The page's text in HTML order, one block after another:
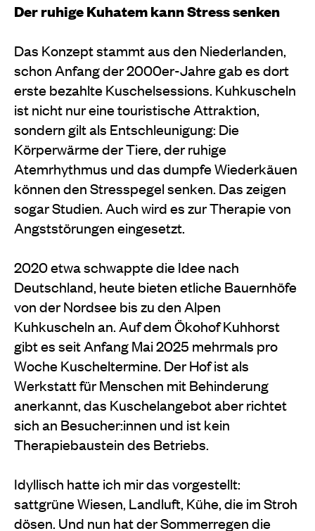
Der ruhige Kuhatem kann Stress senken
Das Konzept stammt aus den Niederlanden,
schon Anfang der 2000er-Jahre gab es dort
erste bezahlte Kuschelsessions. Kuhkuscheln
ist nicht nur eine touristische Attraktion,
sondern gilt als Entschleunigung: Die
Körperwärme der Tiere, der ruhige
Atemrhythmus und das dumpfe Wiederkäuen
können den Stresspegel senken. Das zeigen
sogar Studien. Auch wird es zur Therapie von
Angststörungen eingesetzt.
2020 etwa schwappte die Idee nach
Deutschland, heute bieten etliche Bauernhöfe
von der Nordsee bis zu den Alpen
Kuhkuscheln an. Auf dem Ökohof Kuhhorst
gibt es seit Anfang Mai 2025 mehrmals pro
Woche Kuscheltermine. Der Hof ist als
Werkstatt für Menschen mit Behinderung
anerkannt, das Kuschelangebot aber richtet
sich an Besucher:innen und ist kein
Therapiebaustein des Betriebs.
Idyllisch hatte ich mir das vorgestellt:
sattgrüne Wiesen, Landluft, Kühe, die im Stroh
dösen. Und nun hat der Sommerregen die